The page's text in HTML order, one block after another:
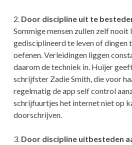
2. Door discipline uit te
Sommige mensen zullen zelf nooit
gedisciplineerd te leven of dingen
oefenen. Verleidingen liggen
daarom de techniek in. Huijer
schrijfster Zadie Smith, die voor
regelmatig de app self control
schrijfuurtjes het internet niet op
doorschrijven.
3. Door discipline uitbesteden